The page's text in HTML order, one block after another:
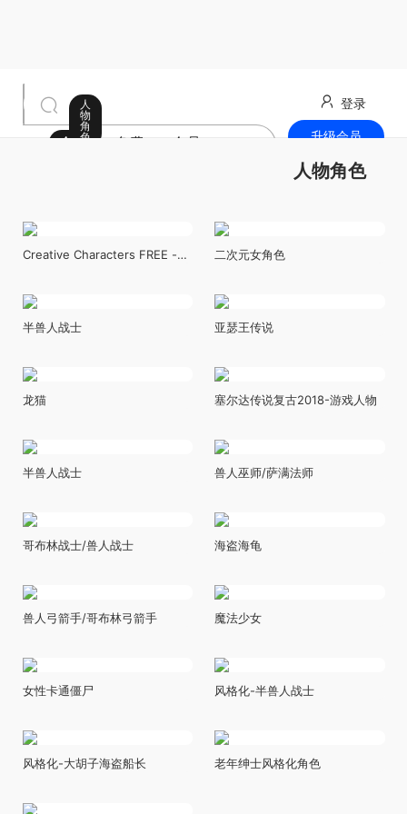
人
物
角
色
全部 免费
会员
登录
升级会员
人物角色
Creative Characters FREE -
二次元女角色
半兽人战士 亚瑟王传说
龙猫 塞尔达传说复古2018-游戏人物
半兽人战士 兽人巫师/萨满法师
哥布林战士/兽人战士 海盗海龟
兽人弓箭手/哥布林弓箭手 魔法少女
女性卡通僵尸 风格化-半兽人战士
风格化-大胡子海盗船长 老年绅士风格化角色